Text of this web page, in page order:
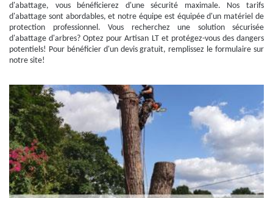
d'abattage, vous bénéficierez d'une sécurité maximale. Nos tarifs
d'abattage sont abordables, et notre équipe est équipée d'un matériel de
protection professionnel. Vous recherchez une solution sécurisée
d'abattage d'arbres? Optez pour Artisan LT et protégez-vous des dangers
potentiels! Pour bénéficier d'un devis gratuit, remplissez le formulaire sur
notre site!